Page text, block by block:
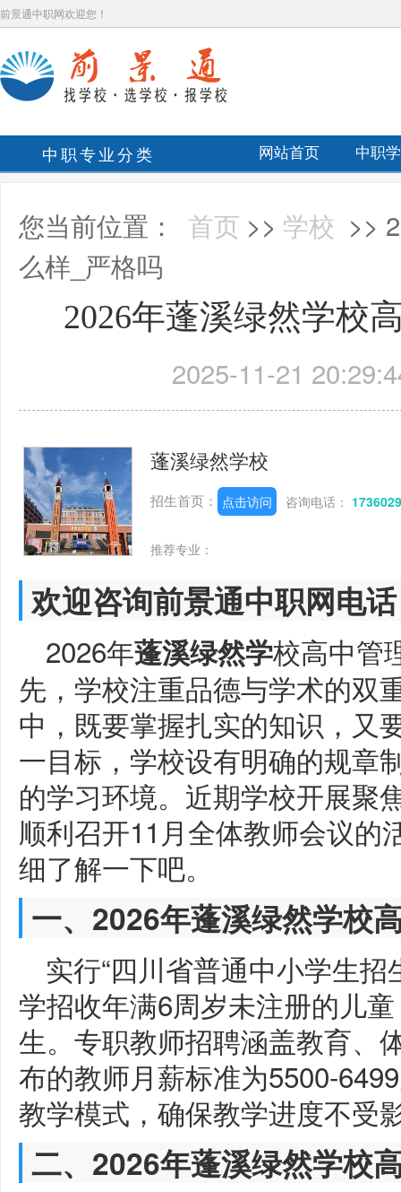
前景通中职网欢迎您！
中职专业分类 网站首页 中职
您当前位置： 首页 >> 学校 >>
么样_严格吗
2026年蓬溪绿然学校
2025-11-21
蓬溪绿然学校
招生首页： 点击访问 咨询电话：
推荐专业：
欢迎咨询前景通中职网电
2026年蓬溪绿然学校高中管
先，学校注重品德与学术的双
中，既要掌握扎实的知识，又
一目标，学校设有明确的规章
的学习环境。近期学校开展聚
顺利召开11月全体教师会议的
细了解一下吧。
一、2026年蓬溪绿然学校
实行“四川省普通中小学生
学招收年满6周岁未注册的儿
生。专职教师招聘涵盖教育、
布的教师月薪标准为5500-
教学模式，确保教学进度不受
二、2026年蓬溪绿然学校